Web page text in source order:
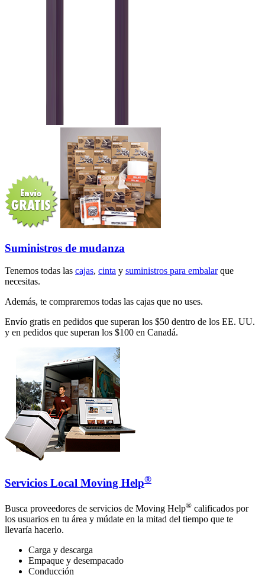
Suministros de mudanza
Tenemos todas las cajas, cinta y suministros para embalarque
necesitas.
Además, te compraremos todas las cajas que no uses.
Envío gratis en pedidos que superan los $50 dentro de los EE. UU.
y en pedidos que superan los $100 en Canadá.
Servicios Local Moving Help®
Busca proveedores de servicios de Moving Help® calificados por
los usuarios en tu área y múdate en la mitad del tiempo que te
llevaría hacerlo.
Carga y descarga
Empaque y desempacado
Conducción